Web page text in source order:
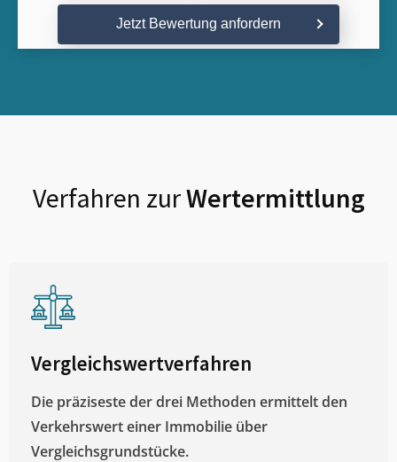
Jetzt Bewertung anfordern
Verfahren zurWertermittlung
Vergleichswertverfahren
Die präziseste der drei Methoden ermittelt den
Verkehrswert einer Immobilie über
Vergleichsgrundstücke.